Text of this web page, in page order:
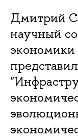
Дмитрий
научный